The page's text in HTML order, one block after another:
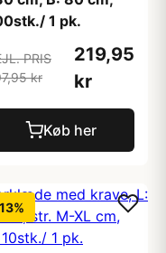
1 pk.
PRIS
kr
219,95
kr
Køb her